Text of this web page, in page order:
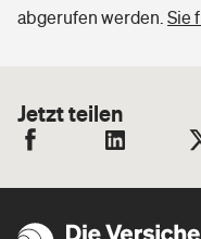
abgerufen werden. Sie
Jetzt teilen